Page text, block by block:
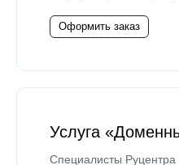
Оформить заказ
Услуга
Специалисты Руцентра